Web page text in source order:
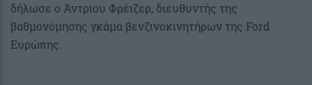
δήλωσε ο Άντριου Φρέιζερ, διευθυντής της
βαθμονόμησης γκάμα βενζινοκινητήρων της Ford
Ευρώπης.